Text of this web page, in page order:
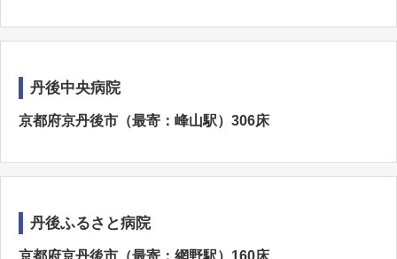
丹後中央病院
京都府京丹後市（最寄：峰山駅）306床
丹後ふるさと病院
京都府京丹後市（最寄：網野駅）160床